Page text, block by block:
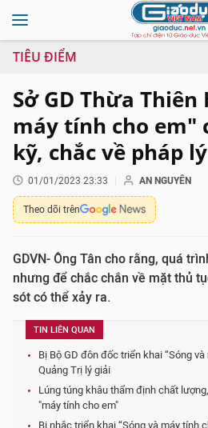
TIÊU ĐIỂM
Sở GD Thừa Thiên
máy tính cho em"
kỹ, chắc về pháp lý
01/01/2023 23:33 AN NGUYÊN
Theo dõi trên
GDVN- Ông Tân cho rằng, quá
nhưng để chắc chắn về mặt thủ
sót có thể xảy ra.
TIN LIÊN QUAN
Bị Bộ GD đôn đốc triển khai “Sóng và
Quảng Trị lý giải
Lúng túng khâu thẩm định chất
"máy tính cho em"
Bị nhắc triển khai “Sóng và máy tính